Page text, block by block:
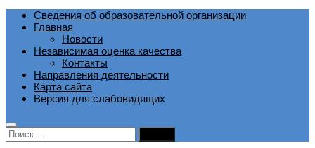
Сведения об образовательной организации
Главная
Новости
Независимая оценка качества
Контакты
Направления деятельности
Карта сайта
Версия для слабовидящих
Найти: